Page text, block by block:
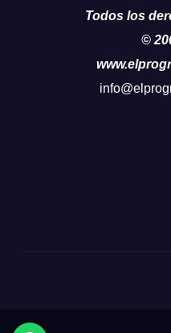
Todos los
©